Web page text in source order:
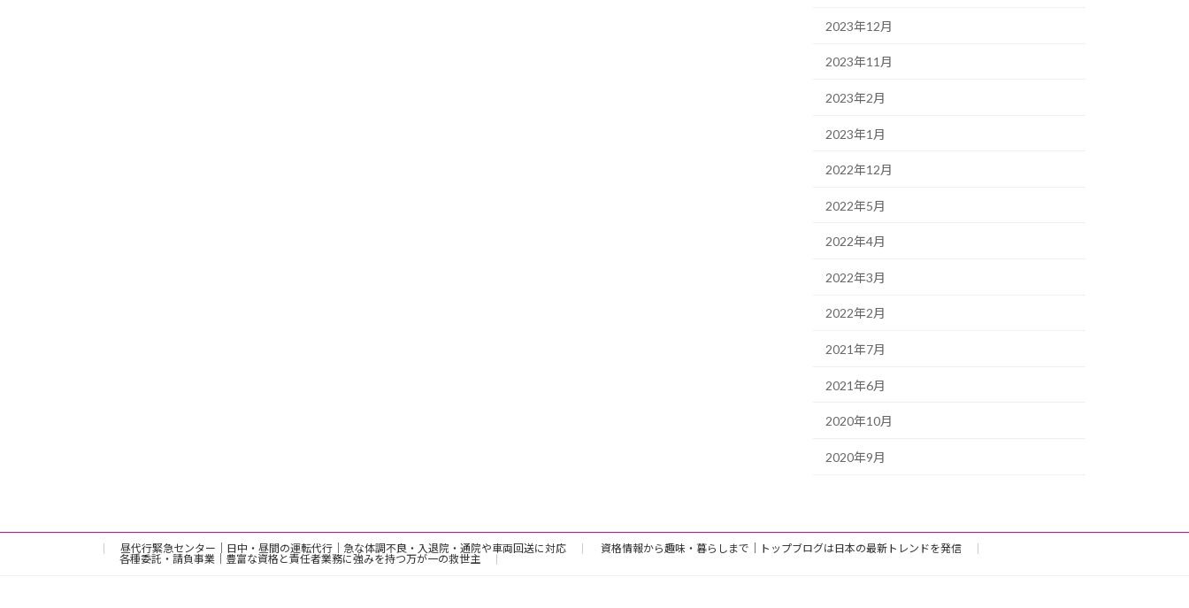
2023年12月
2023年11月
2023年2月
2023年1月
2022年12月
2022年5月
2022年4月
2022年3月
2022年2月
2021年7月
2021年6月
2020年10月
2020年9月
昼代行緊急センター｜日中・昼間の運転代行｜急な体調不良・入退院・通院や車両回送に対応
資格情報から趣味・暮らしまで｜トップブログは日本の最新トレンドを発信
各種委託・請負事業｜豊富な資格と責任者業務に強みを持つ万が一の救世主